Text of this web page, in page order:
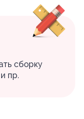
сборку
пр.